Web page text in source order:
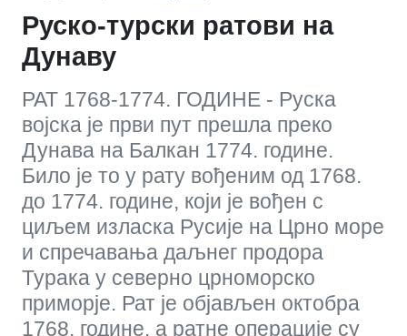
Руско-турски ратови на
Дунаву
РАТ 1768-1774. ГОДИНЕ - Руска
војска је први пут прешла преко
Дунава на Балкан 1774. године.
Било је то у рату вођеним од 1768.
до 1774. године, који је вођен с
циљем изласка Русије на Црно море
и спречавања даљнег продора
Турака у северно црноморско
приморје. Рат је објављен октобра
1768. године, а ратне операције су